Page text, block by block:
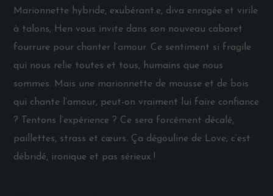
Marionnette hybride, exubérant.e, diva enragée et virile
à talons, Hen vous invite dans son nouveau cabaret
fourrure pour chanter l’amour. Ce sentiment si fragile
qui nous relie toutes et tous, humains que nous
sommes. Mais une marionnette de mousse et de bois
qui chante l’amour, peut-on vraiment lui faire confiance
? Tentons l’expérience ? Ce sera forcément décalé,
paillettes, strass et cœurs. Ça dégouline de Love, c’est
débridé, ironique et pas sérieux !